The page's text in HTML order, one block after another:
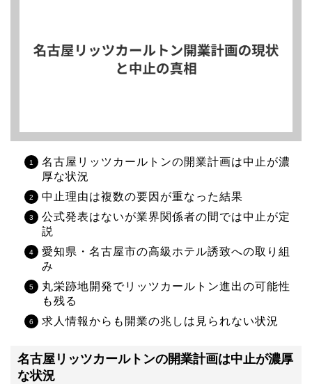
名古屋リッツカールトンの開業計画は中止が濃
厚な状況
中止理由は複数の要因が重なった結果
公式発表はないが業界関係者の間では中止が定
説
愛知県・名古屋市の高級ホテル誘致への取り組
み
丸栄跡地開発でリッツカールトン進出の可能性
も残る
求人情報からも開業の兆しは見られない状況
名古屋リッツカールトンの開業計画は中止が濃厚
な状況